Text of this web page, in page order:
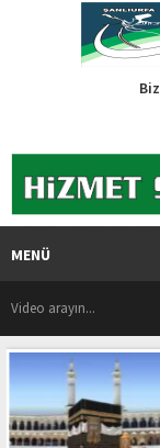
MENÜ